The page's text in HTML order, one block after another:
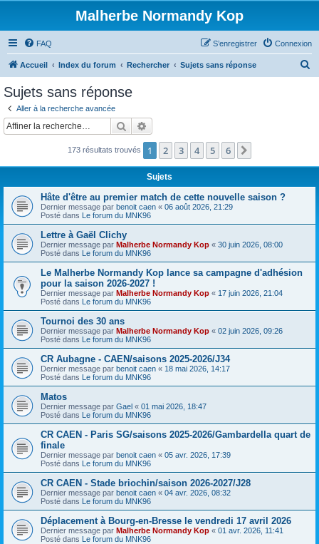
Malherbe Normandy Kop
FAQ Connexion
S’enregistrer
Accueil Index du forum Rechercher Sujets sans réponse
c
Sujets sans réponse
Aller à la recherche avancée
Rechercher
173 résultats trouvés 1 2 3 4 5 6
Sujets
Hâte d'être au premier match de cette nouvelle saison ?
Dernier message par benoit caen « 06 août 2026, 21:29
Posté dans Le forum du MNK96
Lettre à Gaël Clichy
Dernier message par Malherbe Normandy Kop « 30 juin 2026, 08:00
Posté dans Le forum du MNK96
Le Malherbe Normandy Kop lance sa campagne d'adhésion
pour la saison 2026-2027 !
Dernier message par Malherbe Normandy Kop « 17 juin 2026, 21:04
Posté dans Le forum du MNK96
Tournoi des 30 ans
Dernier message par Malherbe Normandy Kop « 02 juin 2026, 09:26
Posté dans Le forum du MNK96
CR Aubagne - CAEN/saisons 2025-2026/J34
Dernier message par benoit caen « 18 mai 2026, 14:17
Posté dans Le forum du MNK96
Matos
Dernier message par Gael « 01 mai 2026, 18:47
Posté dans Le forum du MNK96
CR CAEN - Paris SG/saisons 2025-2026/Gambardella quart de
finale
Dernier message par benoit caen « 05 avr. 2026, 17:39
Posté dans Le forum du MNK96
CR CAEN - Stade briochin/saison 2026-2027/J28
Dernier message par benoit caen « 04 avr. 2026, 08:32
Posté dans Le forum du MNK96
Déplacement à Bourg-en-Bresse le vendredi 17 avril 2026
Dernier message par Malherbe Normandy Kop « 01 avr. 2026, 11:41
Posté dans Le forum du MNK96